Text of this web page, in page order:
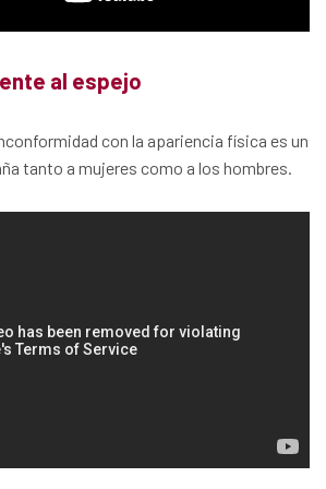
al espejo
con la apariencia física es un
tanto a mujeres como a los hombres.